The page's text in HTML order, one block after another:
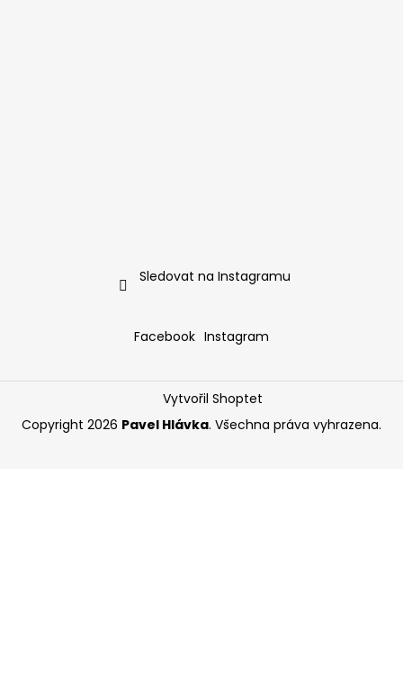
Sledovat na Instagramu
Facebook Instagram
Vytvořil Shoptet
Copyright 2026 Pavel Hlávka. Všechna práva vyhrazena.